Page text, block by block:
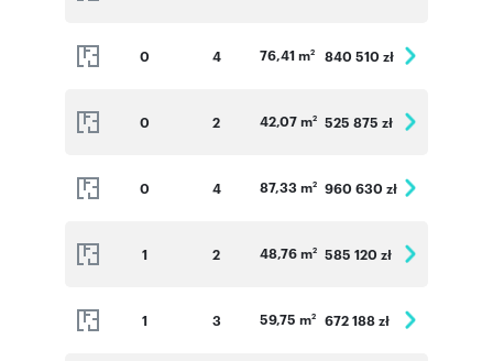
0 4 76,41 m2 840 510 zł
0 2 42,07 m2 525 875 zł
0 4 87,33 m2 960 630 zł
1 2 48,76 m2 585 120 zł
1 3 59,75 m2 672 188 zł